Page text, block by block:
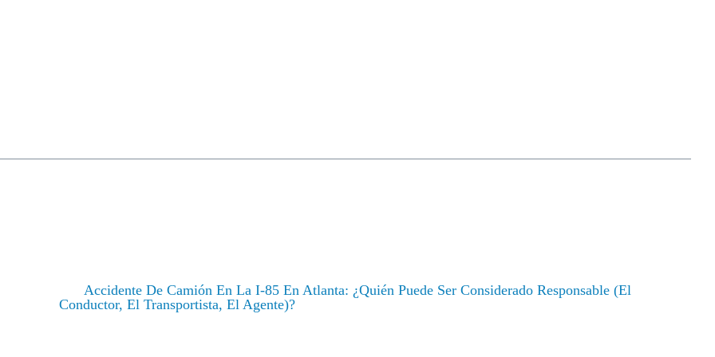
Accidente De Camión En La I-85 En Atlanta: ¿Quién Puede Ser Considerado Responsable (el
Conductor, El Transportista, El Agente)?